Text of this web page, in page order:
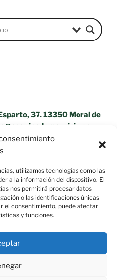
utilizamos tecnologías como las
a la información del dispositivo. El
nos permitirá procesar datos
o las identificaciones únicas
el consentimiento, puede afectar
y funciones.
37. 13350 Moral de